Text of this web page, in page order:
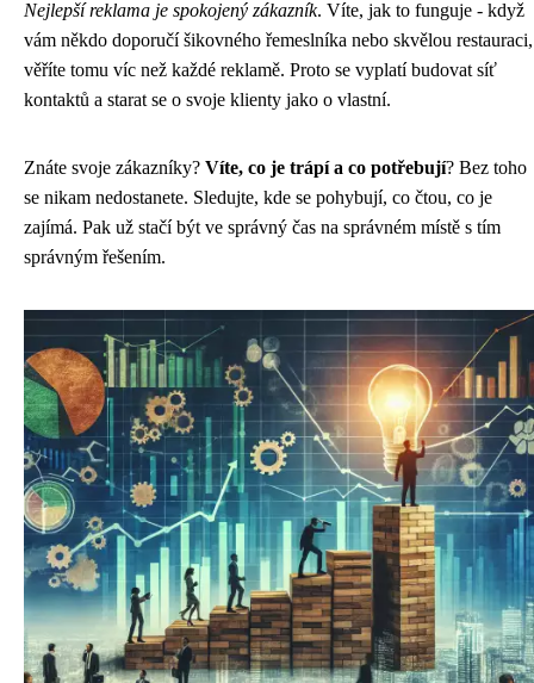
Nejlepší reklama je spokojený zákazník. Víte, jak to funguje - když
vám někdo doporučí šikovného řemeslníka nebo skvělou restauraci,
věříte tomu víc než každé reklamě. Proto se vyplatí budovat síť
kontaktů a starat se o svoje klienty jako o vlastní.
Znáte svoje zákazníky? Víte, co je trápí a co potřebují? Bez toho
se nikam nedostanete. Sledujte, kde se pohybují, co čtou, co je
zajímá. Pak už stačí být ve správný čas na správném místě s tím
správným řešením.